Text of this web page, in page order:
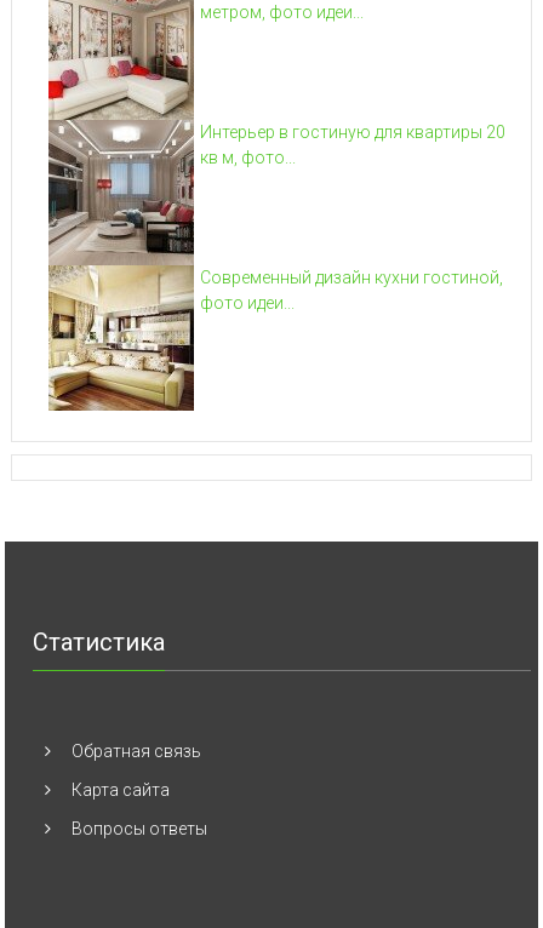
метром, фото идеи...
Интерьер в гостиную для квартиры 20
кв м, фото...
Современный дизайн кухни гостиной,
фото идеи...
Статистика
Обратная связь
Карта сайта
Вопросы ответы